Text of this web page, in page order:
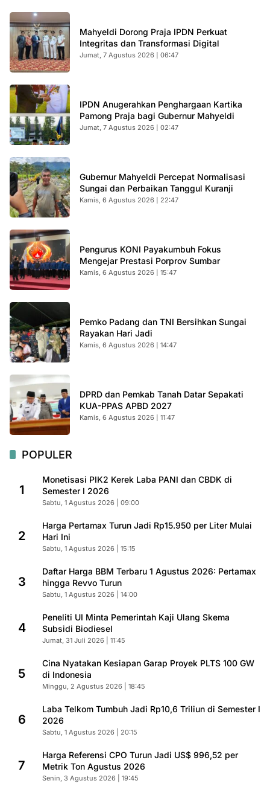
Mahyeldi Dorong Praja IPDN Perkuat
Integritas dan Transformasi Digital
Jumat, 7 Agustus 2026 | 06:47
IPDN Anugerahkan Penghargaan Kartika
Pamong Praja bagi Gubernur Mahyeldi
Jumat, 7 Agustus 2026 | 02:47
Gubernur Mahyeldi Percepat Normalisasi
Sungai dan Perbaikan Tanggul Kuranji
Kamis, 6 Agustus 2026 | 22:47
Pengurus KONI Payakumbuh Fokus
Mengejar Prestasi Porprov Sumbar
Kamis, 6 Agustus 2026 | 15:47
Pemko Padang dan TNI Bersihkan Sungai
Rayakan Hari Jadi
Kamis, 6 Agustus 2026 | 14:47
DPRD dan Pemkab Tanah Datar Sepakati
KUA-PPAS APBD 2027
Kamis, 6 Agustus 2026 | 11:47
POPULER
1
Monetisasi PIK2 Kerek Laba PANI dan CBDK di
Semester I 2026
Sabtu, 1 Agustus 2026 | 09:00
2
Harga Pertamax Turun Jadi Rp15.950 per Liter Mulai
Hari Ini
Sabtu, 1 Agustus 2026 | 15:15
3
Daftar Harga BBM Terbaru 1 Agustus 2026: Pertamax
hingga Revvo Turun
Sabtu, 1 Agustus 2026 | 14:00
4
Peneliti UI Minta Pemerintah Kaji Ulang Skema
Subsidi Biodiesel
Jumat, 31 Juli 2026 | 11:45
5
Cina Nyatakan Kesiapan Garap Proyek PLTS 100 GW
di Indonesia
Minggu, 2 Agustus 2026 | 18:45
6
Laba Telkom Tumbuh Jadi Rp10,6 Triliun di Semester I
2026
Sabtu, 1 Agustus 2026 | 20:15
7
Harga Referensi CPO Turun Jadi US$ 996,52 per
Metrik Ton Agustus 2026
Senin, 3 Agustus 2026 | 19:45